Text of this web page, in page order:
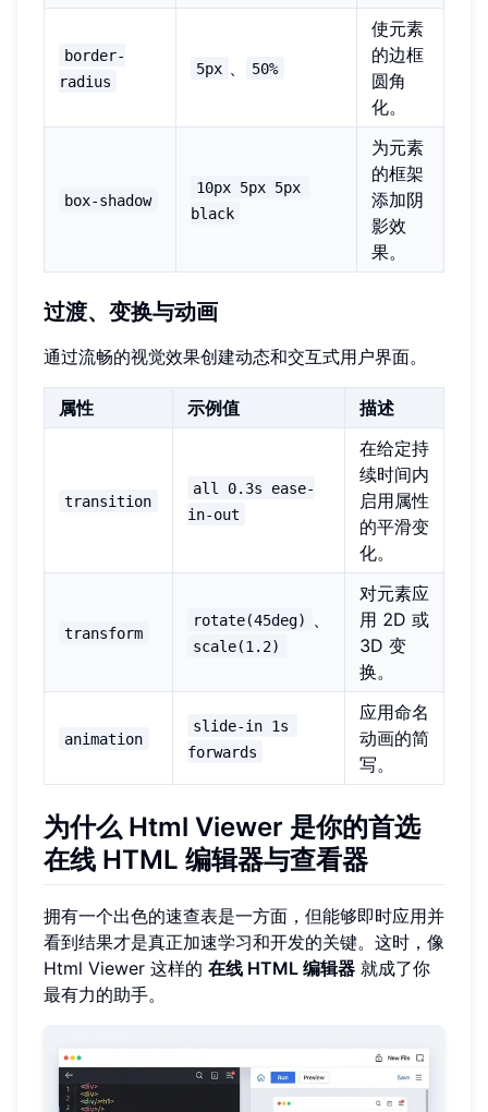
border-
radius
5px 50%
使元素
的边框
圆角
化。
box-shadow
10px 5px 5px
black
为元素
的框架
添加阴
影效
果。
过渡、变换与动画
通过流畅的视觉效果创建动态和交互式用户界面。
属性 示例值 描述
transition
all 0.3s ease-
in-out
在给定持
续时间内
启用属性
的平滑变
化。
transform
rotate(45deg)
scale(1.2)
对元素应
用 2D 或
3D 变
换。
animation
slide-in 1s
forwards
应用命名
动画的简
写。
为什么 Html Viewer 是你的首选
在线 HTML 编辑器与查看器
拥有一个出色的速查表是一方面，但能够即时应用并
看到结果才是真正加速学习和开发的关键。这时，像
Html Viewer 这样的 在线 HTML 编辑器 就成了你
最有力的助手。